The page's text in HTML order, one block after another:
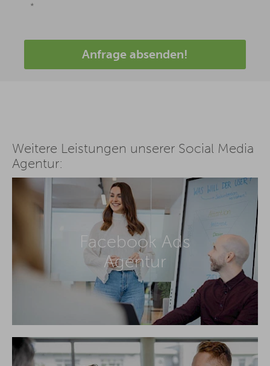
*
Anfrage absenden!
Weitere Leistungen unserer Social Media
Agentur:
Facebook Ads
Agentur